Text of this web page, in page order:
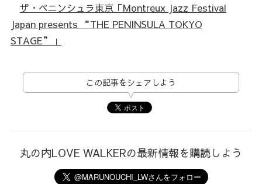
ザ・ペニンシュラ東京「Montreux Jazz Festival
Japan presents “THE PENINSULA TOKYO
STAGE”」
この記事をシェアしよう
丸の内LOVE WALKERの最新情報を購読しよう